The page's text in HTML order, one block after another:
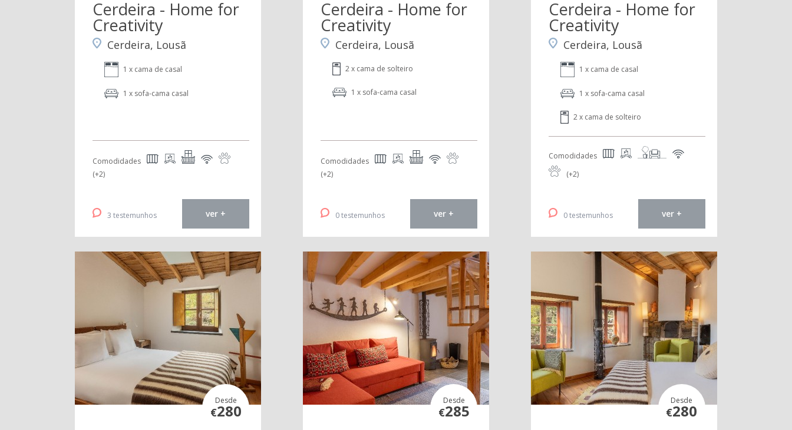
Cerdeira - Home for
Creativity
Cerdeira, Lousã
1 x cama de casal
1 x sofa-cama casal
Comodidades
(+2)
3 testemunhos ver +
Cerdeira - Home for
Creativity
Cerdeira, Lousã
2 x cama de solteiro
1 x sofa-cama casal
Comodidades
(+2)
0 testemunhos ver +
Cerdeira - Home for
Creativity
Cerdeira, Lousã
1 x cama de casal
1 x sofa-cama casal
2 x cama de solteiro
Comodidades
(+2)
0 testemunhos ver +
Desde
€280
Desde
€285
Desde
€280